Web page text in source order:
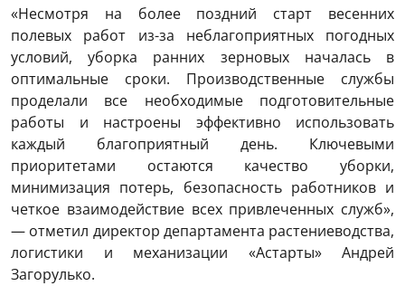
«Несмотря на более поздний старт весенних
полевых работ из-за неблагоприятных погодных
условий, уборка ранних зерновых началась в
оптимальные сроки. Производственные службы
проделали все необходимые подготовительные
работы и настроены эффективно использовать
каждый благоприятный день. Ключевыми
приоритетами остаются качество уборки,
минимизация потерь, безопасность работников и
четкое взаимодействие всех привлеченных служб»,
— отметил директор департамента растениеводства,
логистики и механизации «Астарты» Андрей
Загорулько.